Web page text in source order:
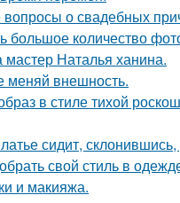
о свадебных
большое количество
Наталья ханина.
меняй внешность.
в стиле тихой
сидит,
свой стиль в
и макияжа.